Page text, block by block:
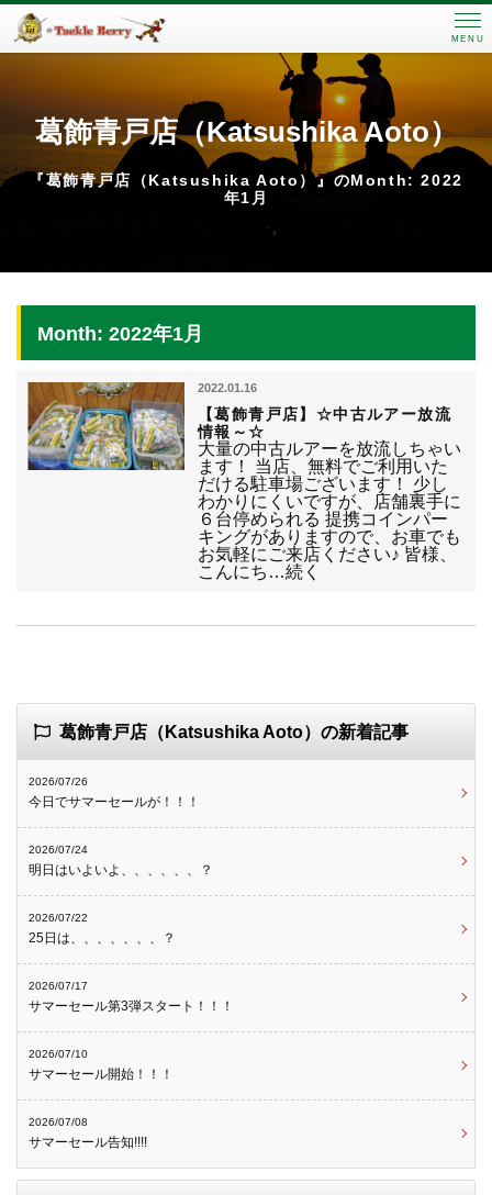
MENU
葛飾青戸店（Katsushika Aoto）
『葛飾青戸店（Katsushika Aoto）』のMonth: 2022
年1月
Month: 2022年1月
2022.01.16
【葛飾青戸店】☆中古ルアー放流
情報～☆
大量の中古ルアーを放流しちゃい
ます！ 当店、無料でご利用いた
だける駐車場ございます！ 少し
わかりにくいですが、店舗裏手に
６台停められる 提携コインパー
キングがありますので、お車でも
お気軽にご来店ください♪ 皆様、
こんにち…続く
葛飾青戸店（Katsushika Aoto）の新着記事
2026/07/26
今日でサマーセールが！！！
2026/07/24
明日はいよいよ、、、、、、？
2026/07/22
25日は、、、、、、、？
2026/07/17
サマーセール第3弾スタート！！！
2026/07/10
サマーセール開始！！！
2026/07/08
サマーセール告知!!!!